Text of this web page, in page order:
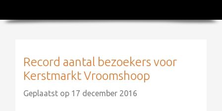
Record aantal bezoekers voor
Kerstmarkt Vroomshoop
Geplaatst op 17 december 2016